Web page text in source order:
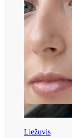
Liežuvis